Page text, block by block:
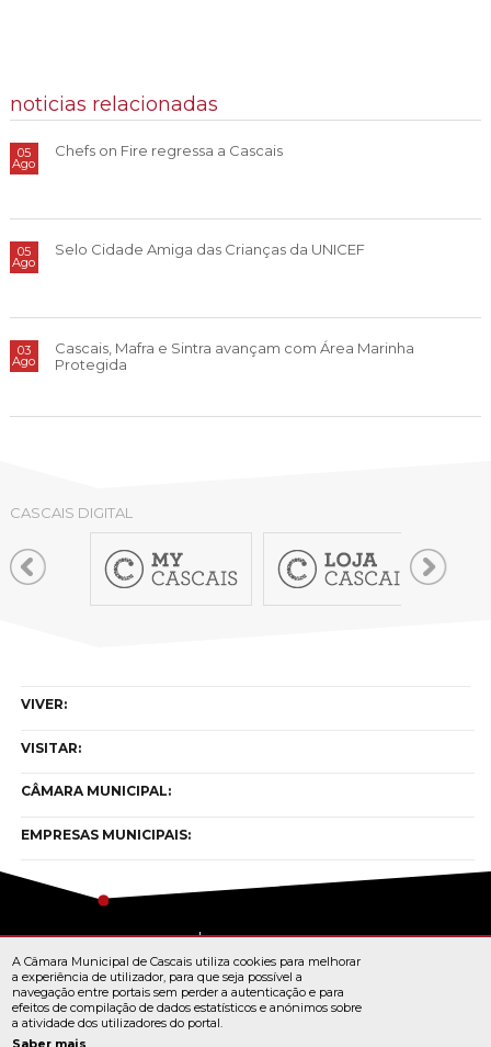
noticias relacionadas
05
Ago
Chefs on Fire regressa a Cascais
05
Ago
Selo Cidade Amiga das Crianças da UNICEF
03
Ago
Cascais, Mafra e Sintra avançam com Área Marinha
Protegida
CASCAIS DIGITAL
VIVER:
VISITAR:
CÂMARA MUNICIPAL:
EMPRESAS MUNICIPAIS:
Todos os direitos reservados
TERMOS E CONDIÇÕES
A Câmara Municipal de Cascais utiliza cookies para melhorar
a experiência de utilizador, para que seja possível a
navegação entre portais sem perder a autenticação e para
efeitos de compilação de dados estatísticos e anónimos sobre
a atividade dos utilizadores do portal.
Saber mais